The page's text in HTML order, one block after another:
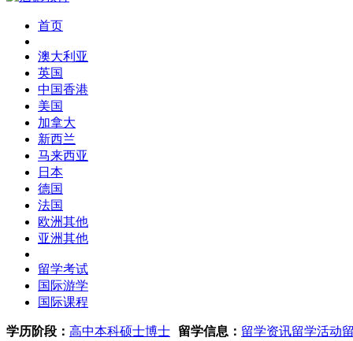
首页
澳大利亚
英国
中国香港
美国
加拿大
新西兰
马来西亚
日本
德国
法国
欧洲其他
亚洲其他
留学考试
国际游学
国际课程
学历阶段： 高中本科硕士博士 留学信息： 留学资讯留学活动